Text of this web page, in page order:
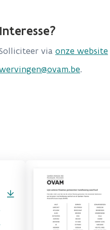
Interesse?
via onze website
.